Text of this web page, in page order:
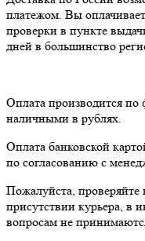
платежом. Вы
проверки в пункте
дней в большинство
Оплата производится по
наличными в рублях.
Оплата банковской
по согласованию с
Пожалуйста,
присутствии курьера, в
вопросам не